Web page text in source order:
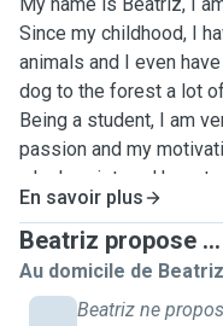
Since my childhood, I
animals and I even
dog to the forest a lot
Being a student, I am
passion and my
why I registered here
other animals. For
to 1 hour. For home
En savoir plus
Beatriz propose ...
Au domicile de Beatriz
Beatriz ne